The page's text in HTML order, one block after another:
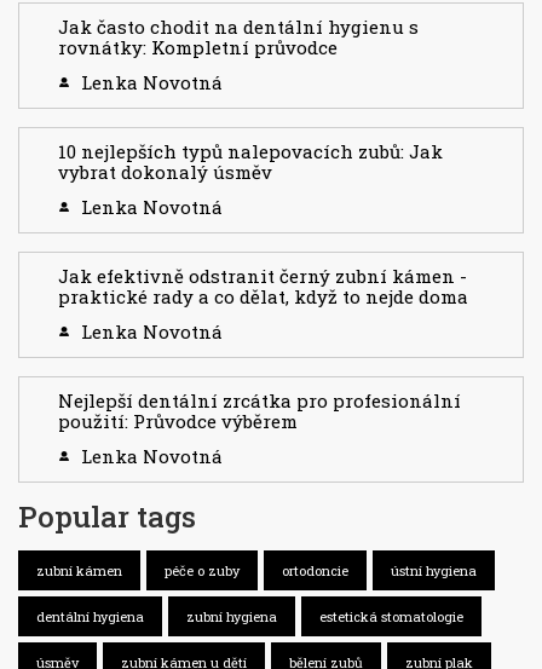
Jak často chodit na dentální hygienu s
rovnátky: Kompletní průvodce
Lenka Novotná
10 nejlepších typů nalepovacích zubů: Jak
vybrat dokonalý úsměv
Lenka Novotná
Jak efektivně odstranit černý zubní kámen -
praktické rady a co dělat, když to nejde doma
Lenka Novotná
Nejlepší dentální zrcátka pro profesionální
použití: Průvodce výběrem
Lenka Novotná
Popular tags
zubní kámen péče o zuby ortodoncie ústní hygiena
dentální hygiena zubní hygiena estetická stomatologie
úsměv zubní kámen u dětí bělení zubů zubní plak